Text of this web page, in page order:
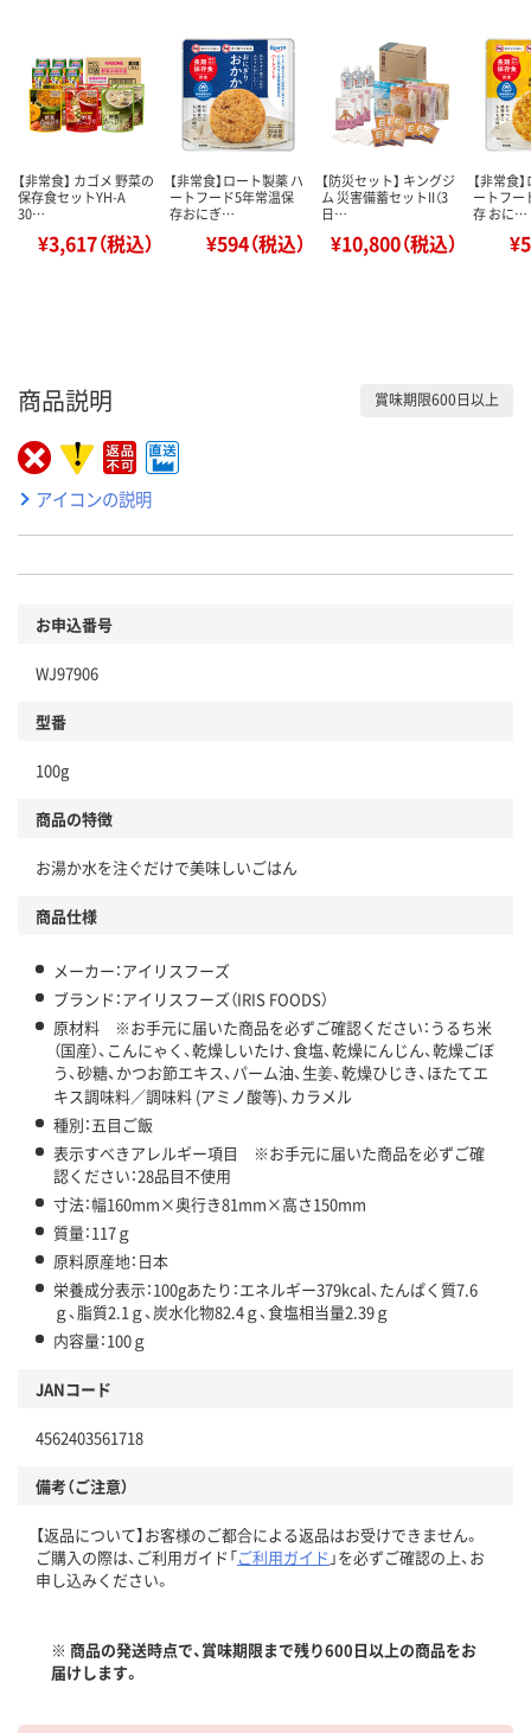
【非常食】 カゴメ 野菜の
保存食セットYH-A
30…
¥3,617（税込）
【非常食】ロート製薬 ハ
ートフード5年常温保
存おにぎ…
¥594（税込）
【防災セット】 キングジ
ム 災害備蓄セットII（3
日…
¥10,800（税込）
【非常食
ートフー
存 おに…
商品説明 賞味期限600日以上
アイコンの説明
お申込番号
WJ97906
型番
100g
商品の特徴
お湯か水を注ぐだけで美味しいごはん
商品仕様
メーカー：アイリスフーズ
ブランド：アイリスフーズ（IRIS FOODS）
原材料 ※お手元に届いた商品を必ずご確認ください：うるち米
（国産）、こんにゃく、乾燥しいたけ、食塩、乾燥にんじん、乾燥ごぼ
う、砂糖、かつお節エキス、パーム油、生姜、乾燥ひじき、ほたてエ
キス調味料／調味料 (アミノ酸等)、カラメル
種別：五目ご飯
表示すべきアレルギー項目 ※お手元に届いた商品を必ずご確
認ください：28品目不使用
寸法：幅160mm×奥行き81mm×高さ150mm
質量：117ｇ
原料原産地：日本
栄養成分表示：100gあたり：エネルギー379kcal、たんぱく質7.6
ｇ、脂質2.1ｇ、炭水化物82.4ｇ、食塩相当量2.39ｇ
内容量：100ｇ
JANコード
4562403561718
備考（ご注意）
【返品について】お客様のご都合による返品はお受けできません。
ご購入の際は、ご利用ガイド「ご利用ガイド 」を必ずご確認の上、お
申し込みください。
※ 商品の発送時点で、賞味期限まで残り600日以上の商品をお
届けします。